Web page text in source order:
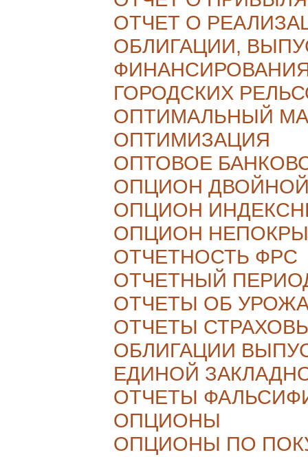
ОТЧЕТ О
ОБЛИГАЦИИ,
ГОРОДСКИХ
ОПТИМАЛЬНЫЙ
ОПТИМИЗАЦИЯ
ОПТОВОЕ
ОПЦИОН
ОПЦИОН
ОПЦИОН
ОТЧЕТНОСТЬ ФРС
ОТЧЕТНЫЙ
ОТЧЕТЫ ОБ
ОТЧЕТЫ
ОБЛИГАЦИИ
ЕДИНОЙ
ОТЧЕТЫ
ОПЦИОНЫ
ОПЦИОНЫ ПО